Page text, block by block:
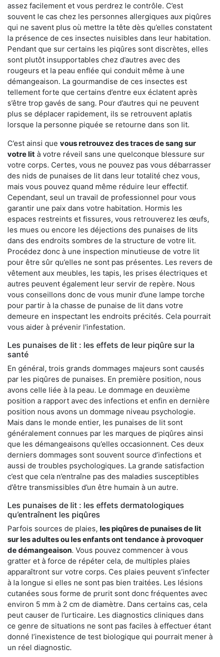
assez facilement et vous perdrez le contrôle. C’est
souvent le cas chez les personnes allergiques aux piqûres
qui ne savent plus où mettre la tête dès qu’elles constatent
la présence de ces insectes nuisibles dans leur habitation.
Pendant que sur certains les piqûres sont discrètes, elles
sont plutôt insupportables chez d’autres avec des
rougeurs et la peau enflée qui conduit même à une
démangeaison. La gourmandise de ces insectes est
tellement forte que certains d’entre eux éclatent après
s’être trop gavés de sang. Pour d’autres qui ne peuvent
plus se déplacer rapidement, ils se retrouvent aplatis
lorsque la personne piquée se retourne dans son lit.
C’est ainsi que vous retrouvez des traces de sang sur
votre lit à votre réveil sans une quelconque blessure sur
votre corps. Certes, vous ne pouvez pas vous débarrasser
des nids de punaises de lit dans leur totalité chez vous,
mais vous pouvez quand même réduire leur effectif.
Cependant, seul un travail de professionnel pour vous
garantir une paix dans votre habitation. Hormis les
espaces restreints et fissures, vous retrouverez les œufs,
les mues ou encore les déjections des punaises de lits
dans des endroits sombres de la structure de votre lit.
Procédez donc à une inspection minutieuse de votre lit
pour être sûr qu’elles ne sont pas présentes. Les revers de
vêtement aux meubles, les tapis, les prises électriques et
autres peuvent également leur servir de repère. Nous
vous conseillons donc de vous munir d’une lampe torche
pour partir à la chasse de punaise de lit dans votre
demeure en inspectant les endroits précités. Cela pourrait
vous aider à prévenir l'infestation.
Les punaises de lit : les effets de leur piqûre sur la
santé
En général, trois grands dommages majeurs sont causés
par les piqûres de punaises. En première position, nous
avons celle liée à la peau. Le dommage en deuxième
position a rapport avec des infections et enfin en dernière
position nous avons un dommage niveau psychologie.
Mais dans le monde entier, les punaises de lit sont
généralement connues par les marques de piqûres ainsi
que les démangeaisons qu’elles occasionnent. Ces deux
derniers dommages sont souvent source d’infections et
aussi de troubles psychologiques. La grande satisfaction
c’est que cela n’entraîne pas des maladies susceptibles
d’être transmissibles d’un être humain à un autre.
Les punaises de lit : les effets dermatologiques
qu’entraînent les piqûres
Parfois sources de plaies, les piqûres de punaises de lit
sur les adultes ou les enfants ont tendance à provoquer
de démangeaison. Vous pouvez commencer à vous
gratter et à force de répéter cela, de multiples plaies
apparaîtront sur votre corps. Ces plaies peuvent s’infecter
à la longue si elles ne sont pas bien traitées. Les lésions
cutanées sous forme de prurit sont donc fréquentes avec
environ 5 mm à 2 cm de diamètre. Dans certains cas, cela
peut causer de l’urticaire. Les diagnostics cliniques dans
ce genre de situations ne sont pas faciles à effectuer étant
donné l’inexistence de test biologique qui pourrait mener à
un réel diagnostic.